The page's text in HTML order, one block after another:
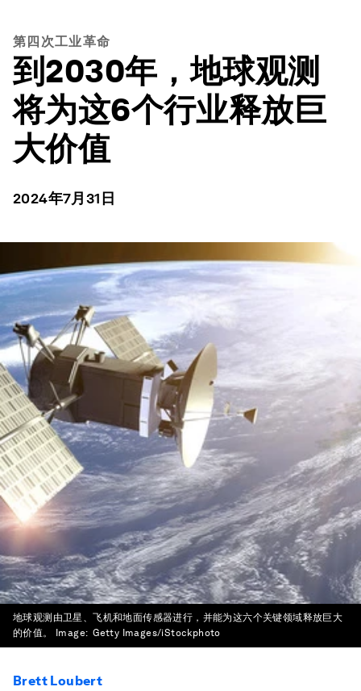
第四次工业革命
到2030年，地球观测
将为这6个行业释放巨
大价值
2024年7月31日
地球观测由卫星、飞机和地面传感器进行，并能为这六个关键领域释放巨大
的价值。
Image: Getty Images/iStockphoto
Brett Loubert